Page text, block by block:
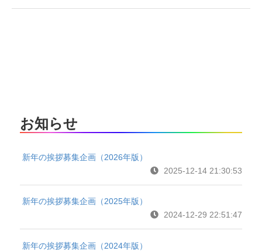
お知らせ
新年の挨拶募集企画（2026年版）
2025-12-14 21:30:53
新年の挨拶募集企画（2025年版）
2024-12-29 22:51:47
新年の挨拶募集企画（2024年版）